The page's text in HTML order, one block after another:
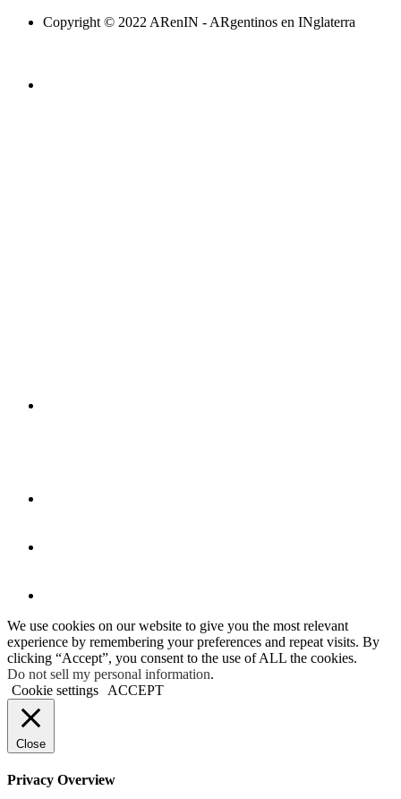
Copyright © 2022 ARenIN - ARgentinos en INglaterra
We use cookies on our website to give you the most relevant
experience by remembering your preferences and repeat visits. By
clicking “Accept”, you consent to the use of ALL the cookies.
Do not sell my personal information.
Cookie settings
ACCEPT
Close
Privacy Overview